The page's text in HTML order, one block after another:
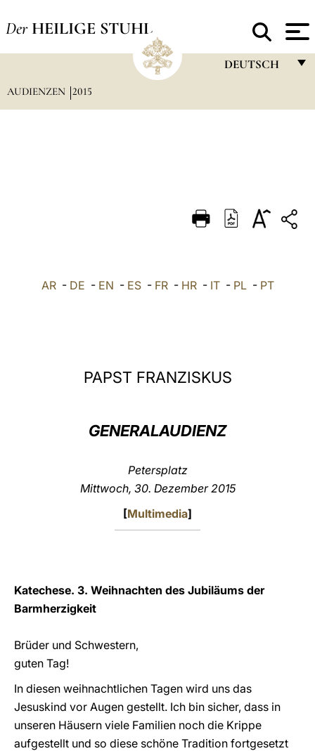
Der HEILIGE STUHL
DEUTSCH
DEUTSCH
العربيّة
AUDIENZEN 2015
AR- DE - EN - ES- FR- HR- IT- PL- PT
PAPST FRANZISKUS
GENERALAUDIENZ
Petersplatz
Mittwoch, 30. Dezember 2015
[Multimedia]
Katechese. 3. Weihnachten des Jubiläums der
Barmherzigkeit
Brüder und Schwestern,
guten Tag!
In diesen weihnachtlichen Tagen wird uns das
Jesuskind vor Augen gestellt. Ich bin sicher, dass in
unseren Häusern viele Familien noch die Krippe
aufgestellt und so diese schöne Tradition fortgesetzt